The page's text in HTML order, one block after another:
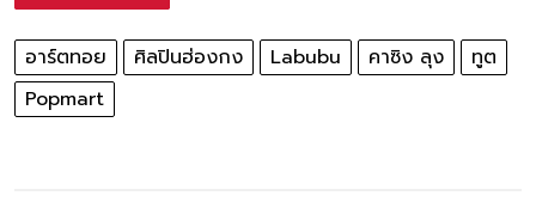
อาร์ตทอย ศิลปินฮ่องกง Labubu คาซิง ลุง
ทูต
Popmart